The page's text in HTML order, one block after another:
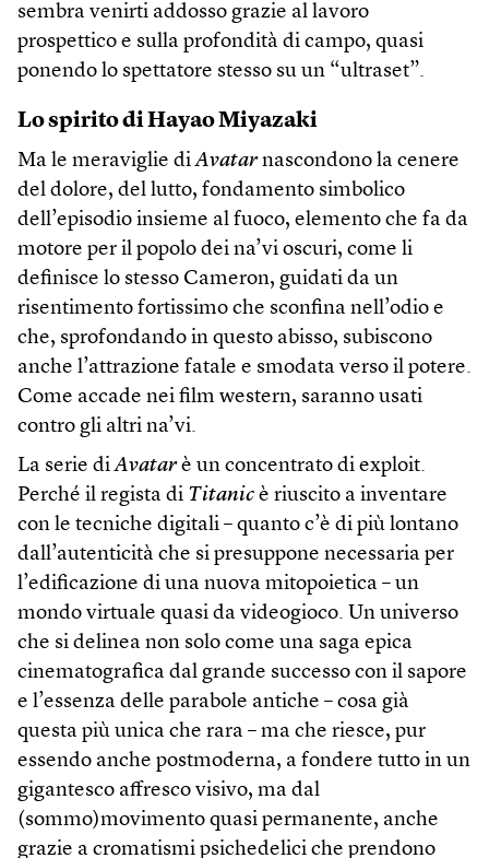
sembra venirti addosso grazie al lavoro
prospettico e sulla profondità di campo, quasi
ponendo lo spettatore stesso su un “ultraset”.
Lo spirito di Hayao Miyazaki
Ma le meraviglie diAvatarnascondono la cenere
del dolore, del lutto, fondamento simbolico
dell’episodio insieme al fuoco, elemento che fa da
motore per il popolo dei na’vi oscuri, come li
definisce lo stesso Cameron, guidati da un
risentimento fortissimo che sconfina nell’odio e
che, sprofondando in questo abisso, subiscono
anche l’attrazione fatale e smodata verso il potere.
Come accade nei film western, saranno usati
contro gli altri na’vi.
La serie diAvatarè un concentrato di exploit.
Perché il regista di Titanic è riuscito a inventare
con le tecniche digitali – quanto c’è di più lontano
dall’autenticità che si presuppone necessaria per
l’edificazione di una nuova mitopoietica – un
mondo virtuale quasi da videogioco. Un universo
che si delinea non solo come una saga epica
cinematografica dal grande successo con il sapore
e l’essenza delle parabole antiche – cosa già
questa più unica che rara – ma che riesce, pur
essendo anche postmoderna, a fondere tutto in un
gigantesco affresco visivo, ma dal
(sommo)movimento quasi permanente, anche
grazie a cromatismi psichedelici che prendono